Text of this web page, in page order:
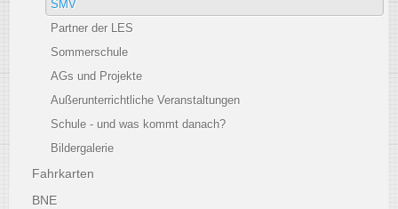
SMV
Partner der LES
Sommerschule
AGs und Projekte
Außerunterrichtliche Veranstaltungen
Schule - und was kommt danach?
Bildergalerie
Fahrkarten
BNE